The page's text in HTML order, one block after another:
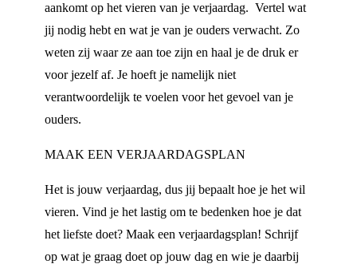
aankomt op het vieren van je verjaardag. Vertel wat
jij nodig hebt en wat je van je ouders verwacht. Zo
weten zij waar ze aan toe zijn en haal je de druk er
voor jezelf af. Je hoeft je namelijk niet
verantwoordelijk te voelen voor het gevoel van je
ouders.
MAAK EEN VERJAARDAGSPLAN
Het is jouw verjaardag, dus jij bepaalt hoe je het wil
vieren. Vind je het lastig om te bedenken hoe je dat
het liefste doet? Maak een verjaardagsplan! Schrijf
op wat je graag doet op jouw dag en wie je daarbij